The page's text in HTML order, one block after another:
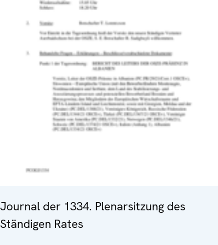
Journal der 1334. Plenarsitzung des
Ständigen Rates